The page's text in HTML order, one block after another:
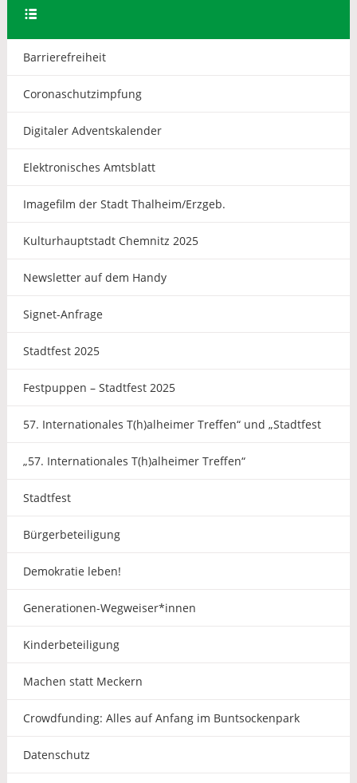
Barrierefreiheit
Coronaschutzimpfung
Digitaler Adventskalender
Elektronisches Amtsblatt
Imagefilm der Stadt Thalheim/Erzgeb.
Kulturhauptstadt Chemnitz 2025
Newsletter auf dem Handy
Signet-Anfrage
Stadtfest 2025
Festpuppen – Stadtfest 2025
57. Internationales T(h)alheimer Treffen“ und „Stadtfest
„57. Internationales T(h)alheimer Treffen“
Stadtfest
Bürgerbeteiligung
Demokratie leben!
Generationen-Wegweiser*innen
Kinderbeteiligung
Machen statt Meckern
Crowdfunding: Alles auf Anfang im Buntsockenpark
Datenschutz